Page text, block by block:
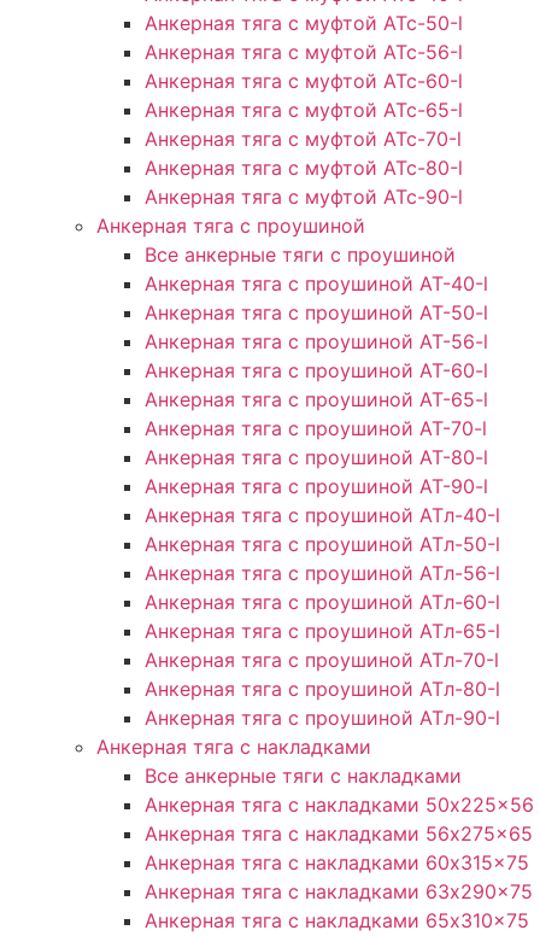
Анкерная тяга с муфтой АТс-50-l
Анкерная тяга с муфтой АТс-56-l
Анкерная тяга с муфтой АТс-60-l
Анкерная тяга с муфтой АТс-65-l
Анкерная тяга с муфтой АТс-70-l
Анкерная тяга с муфтой АТс-80-l
Анкерная тяга с муфтой АТс-90-l
Анкерная тяга с проушиной
Все анкерные тяги с проушиной
Анкерная тяга с проушиной АТ-40-l
Анкерная тяга с проушиной AT-50-l
Анкерная тяга с проушиной AT-56-l
Анкерная тяга с проушиной AT-60-l
Анкерная тяга с проушиной AT-65-l
Анкерная тяга с проушиной AT-70-l
Анкерная тяга с проушиной AT-80-l
Анкерная тяга с проушиной AT-90-l
Анкерная тяга с проушиной АТл-40-l
Анкерная тяга с проушиной ATл-50-l
Анкерная тяга с проушиной ATл-56-l
Анкерная тяга с проушиной ATл-60-l
Анкерная тяга с проушиной ATл-65-l
Анкерная тяга с проушиной ATл-70-l
Анкерная тяга с проушиной ATл-80-l
Анкерная тяга с проушиной ATл-90-l
Анкерная тяга с накладками
Все анкерные тяги с накладками
Анкерная тяга с накладками 50x225x56
Анкерная тяга с накладками 56x275x65
Анкерная тяга с накладками 60x315x75
Анкерная тяга с накладками 63x290x75
Анкерная тяга с накладками 65x310x75